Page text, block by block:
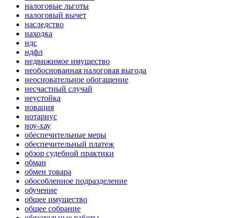
налоговые льготы
налоговый вычет
наследство
находка
ндс
ндфл
недвижимое имущество
необоснованная налоговая выгода
неосновательное обогащение
несчастный случай
неустойка
новация
нотариус
ноу-хау
обеспечительные меры
обеспечительный платеж
обзор судебной практики
обман
обмен товара
обособленное подразделение
обучение
общее имущество
общее собрание